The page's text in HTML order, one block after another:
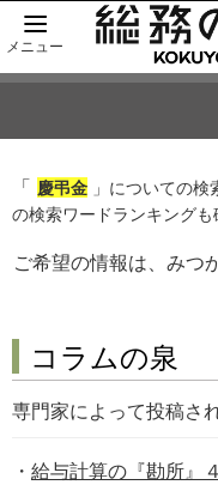
メニュー
「 慶弔金 」についての検
の検索ワードランキングも
ご希望の情報は、みつ
コラムの泉
専門家によって投稿さ
給与計算の『勘所